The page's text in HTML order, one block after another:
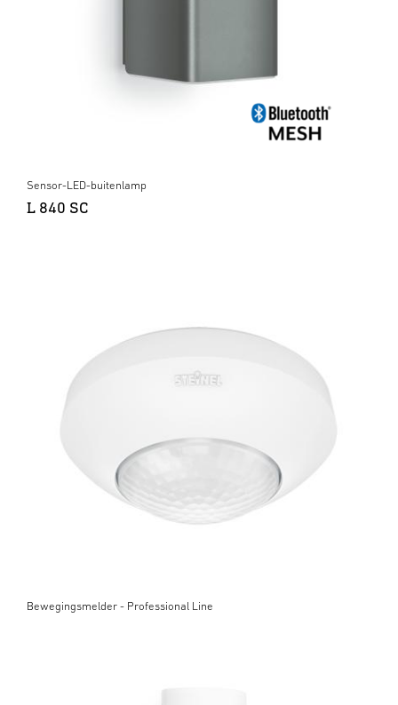
Sensor-LED-buitenlamp
L 840 SC
Bewegingsmelder - Professional Line